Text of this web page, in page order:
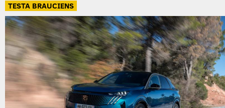
TESTA BRAUCIENS